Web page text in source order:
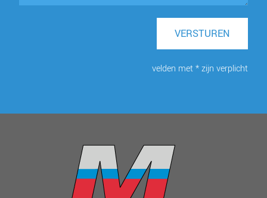
VERSTUREN
velden met * zijn verplicht